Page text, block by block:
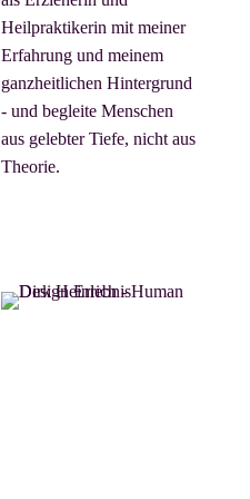
Heilpraktikerin mit meiner
Erfahrung und meinem
ganzheitlichen Hintergrund
- und begleite Menschen
aus gelebter Tiefe, nicht aus
Theorie.